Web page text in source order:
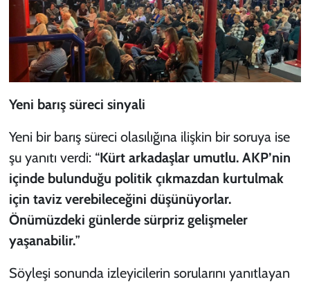
Yeni barış süreci sinyali
Yeni bir barış süreci olasılığına ilişkin bir soruya ise
şu yanıtı verdi: “Kürt arkadaşlar umutlu. AKP’nin
içinde bulunduğu politik çıkmazdan kurtulmak
için taviz verebileceğini düşünüyorlar.
Önümüzdeki günlerde sürpriz gelişmeler
yaşanabilir.”
Söyleşi sonunda izleyicilerin sorularını yanıtlayan